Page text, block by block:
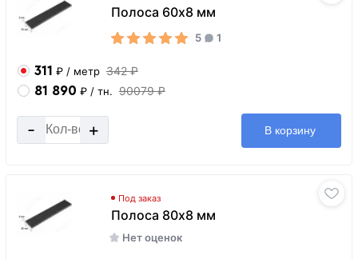
Полоса 60х8 мм
5 1
311 ₽ / метр 342 ₽
81 890 ₽ / тн. 90079 ₽
- + В корзину
Под заказ
Полоса 80х8 мм
Нет оценок